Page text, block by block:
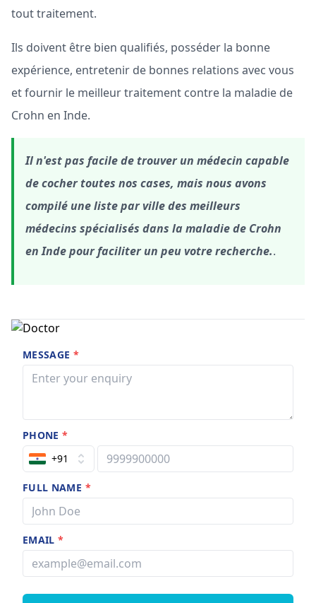
tout traitement.
Ils doivent être bien qualifiés, posséder la bonne
expérience, entretenir de bonnes relations avec vous
et fournir le meilleur traitement contre la maladie de
Crohn en Inde.
Il n'est pas facile de trouver un médecin capable
de cocher toutes nos cases, mais nous avons
compilé une liste par ville des meilleurs
médecins spécialisés dans la maladie de Crohn
en Inde pour faciliter un peu votre recherche..
MESSAGE *
PHONE*
+91
FULL NAME *
EMAIL*